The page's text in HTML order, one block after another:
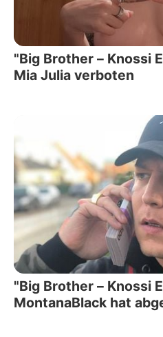
"Big Brother – Knossi
Mia Julia verboten
"Big Brother – Knossi
MontanaBlack hat